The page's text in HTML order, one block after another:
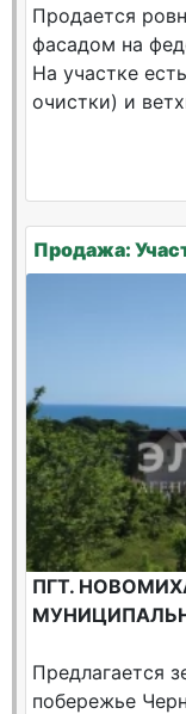
Продается
фасадом на
На участке
очистки) и
Продажа:
ПГТ.
Предлагается
побережье